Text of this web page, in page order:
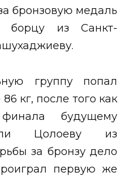
бронзовую медаль
борцу из Санкт-
группу попал
кг, после того как
будущему
Цолоеву из
за бронзу дело
первую же